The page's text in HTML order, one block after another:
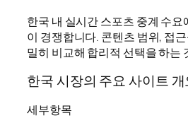
한국 내 실시간 스포츠 중계 수요
이 경쟁합니다. 콘텐츠 범위, 접
밀히 비교해 합리적 선택을 하는
한국 시장의 주요 사이트 개
세부항목